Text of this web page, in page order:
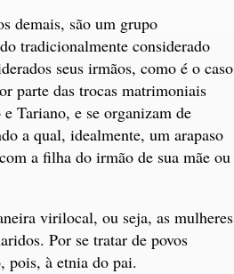
demais, são um grupo
tradicionalmente considerado
seus irmãos, como é o caso
parte das trocas matrimoniais
Tariano, e se organizam de
a qual, idealmente, um arapaso
a filha do irmão de sua mãe ou
virilocal, ou seja, as mulheres
Por se tratar de povos
pois, à etnia do pai.